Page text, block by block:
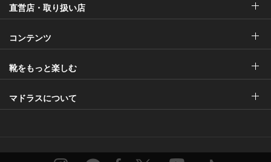
直営店・取り扱い店
コンテンツ
靴をもっと楽しむ
マドラスについて